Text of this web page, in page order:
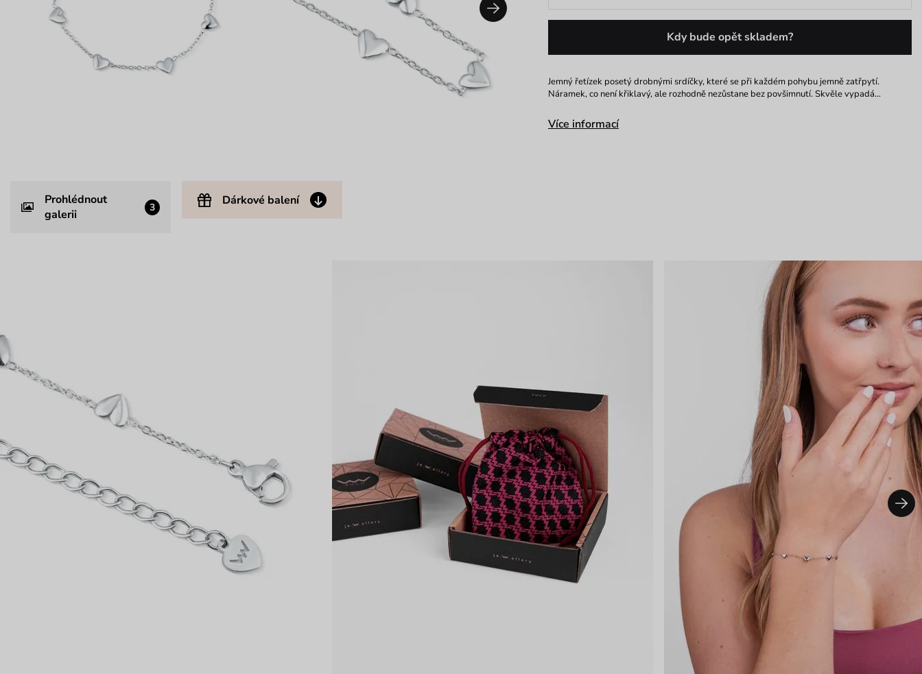
Prohlédnout
galerii
3 Dárkové balení
Kdy bude opět skladem?
Jemný řetízek posetý drobnými srdíčky, které se při každém pohybu jemně zatřpytí.
Náramek, co není křiklavý, ale rozhodně nezůstane bez povšimnutí. Skvěle vypadá…
Více informací